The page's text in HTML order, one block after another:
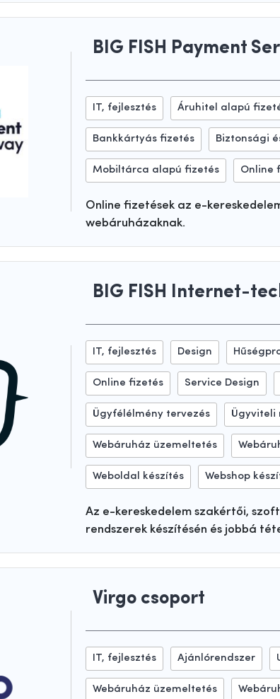
BIG FISH Payment
IT, fejlesztés Áruhitel alapú
Bankkártyás fizetés Biztonsági
Mobiltárca alapú fizetés Online
Online fizetések az e-
webáruházaknak.
BIG FISH Internet-
IT, fejlesztés Design
Online fizetés Service Design
Ügyfélélmény tervezés Ügyviteli
Webáruház üzemeltetés
Weboldal készítés Webshop
Az e-kereskedelem szakértői,
rendszerek készítésén és jobbá
Virgo csoport
IT, fejlesztés Ajánlórendszer
Webáruház üzemeltetés